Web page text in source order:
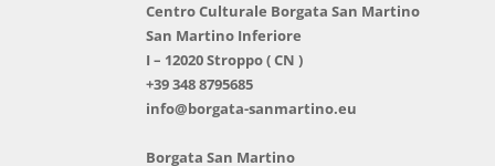
Centro Culturale Borgata San Martino
San Martino Inferiore
I – 12020 Stroppo ( CN )
+39 348 8795685
info@borgata-sanmartino.eu
Borgata San Martino